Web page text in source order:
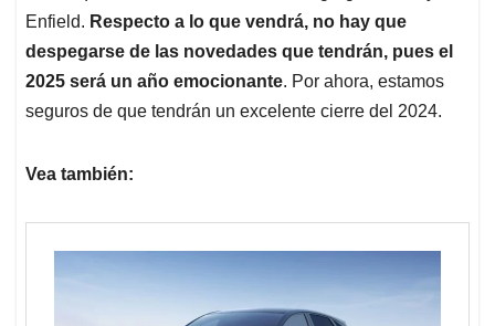
Enfield. Respecto a lo que vendrá, no hay que
despegarse de las novedades que tendrán, pues el
2025 será un año emocionante. Por ahora, estamos
seguros de que tendrán un excelente cierre del 2024.
Vea también: